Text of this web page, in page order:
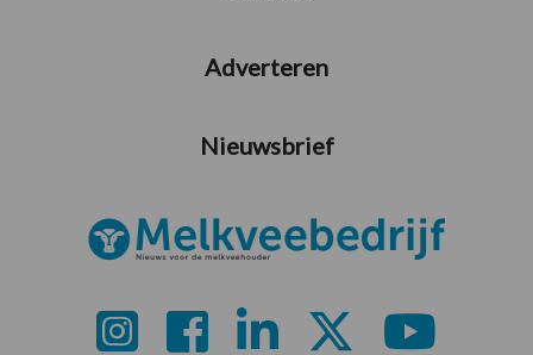
Adverteren
Nieuwsbrief